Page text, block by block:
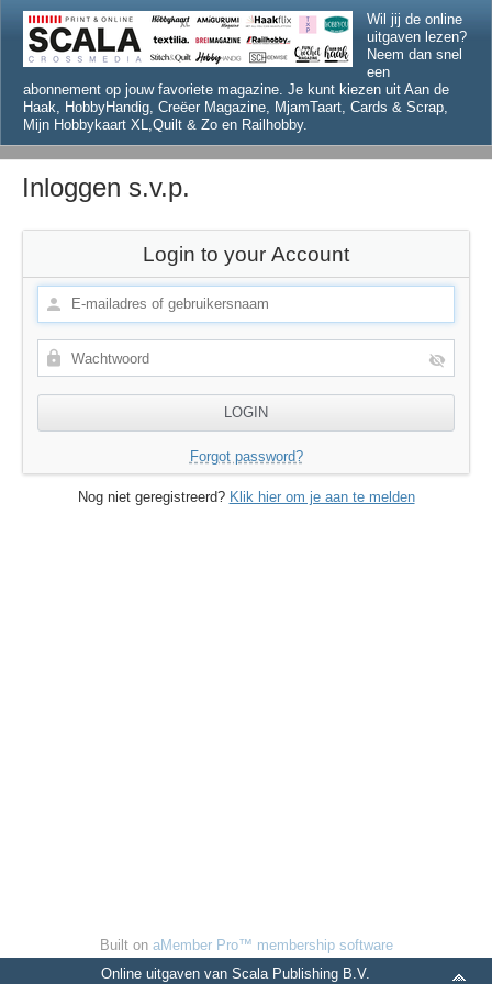
Wil jij de online
uitgaven lezen?
Neem dan snel
een
abonnement op jouw favoriete magazine. Je kunt kiezen uit Aan de
Haak, HobbyHandig, Creëer Magazine, MjamTaart, Cards & Scrap,
Mijn Hobbykaart XL,Quilt & Zo en Railhobby.
Inloggen s.v.p.
Login to your Account
Forgot password?
Nog niet geregistreerd? Klik hier om je aan te melden
Built on aMember Pro™ membership software
Online uitgaven van Scala Publishing B.V.